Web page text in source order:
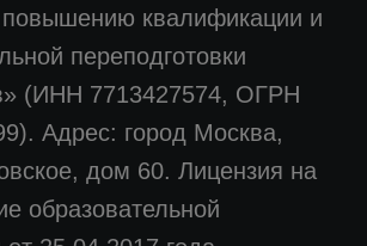
повышению квалификации и
переподготовки
(ИНН 7713427574, ОГРН
Адрес: город Москва,
дом 60. Лицензия на
образовательной